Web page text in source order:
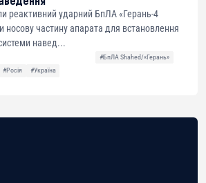
реактивний ударний БпЛА «Герань-4
частину апарата для встановлення
навед...
#БпЛА Shahed/«Герань»
#Росія
#Україна